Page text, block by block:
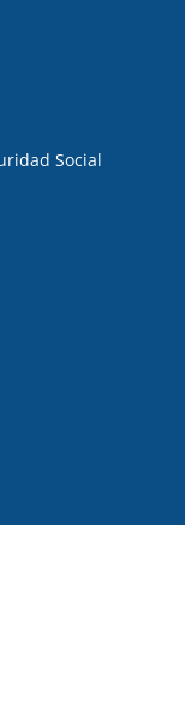
Social